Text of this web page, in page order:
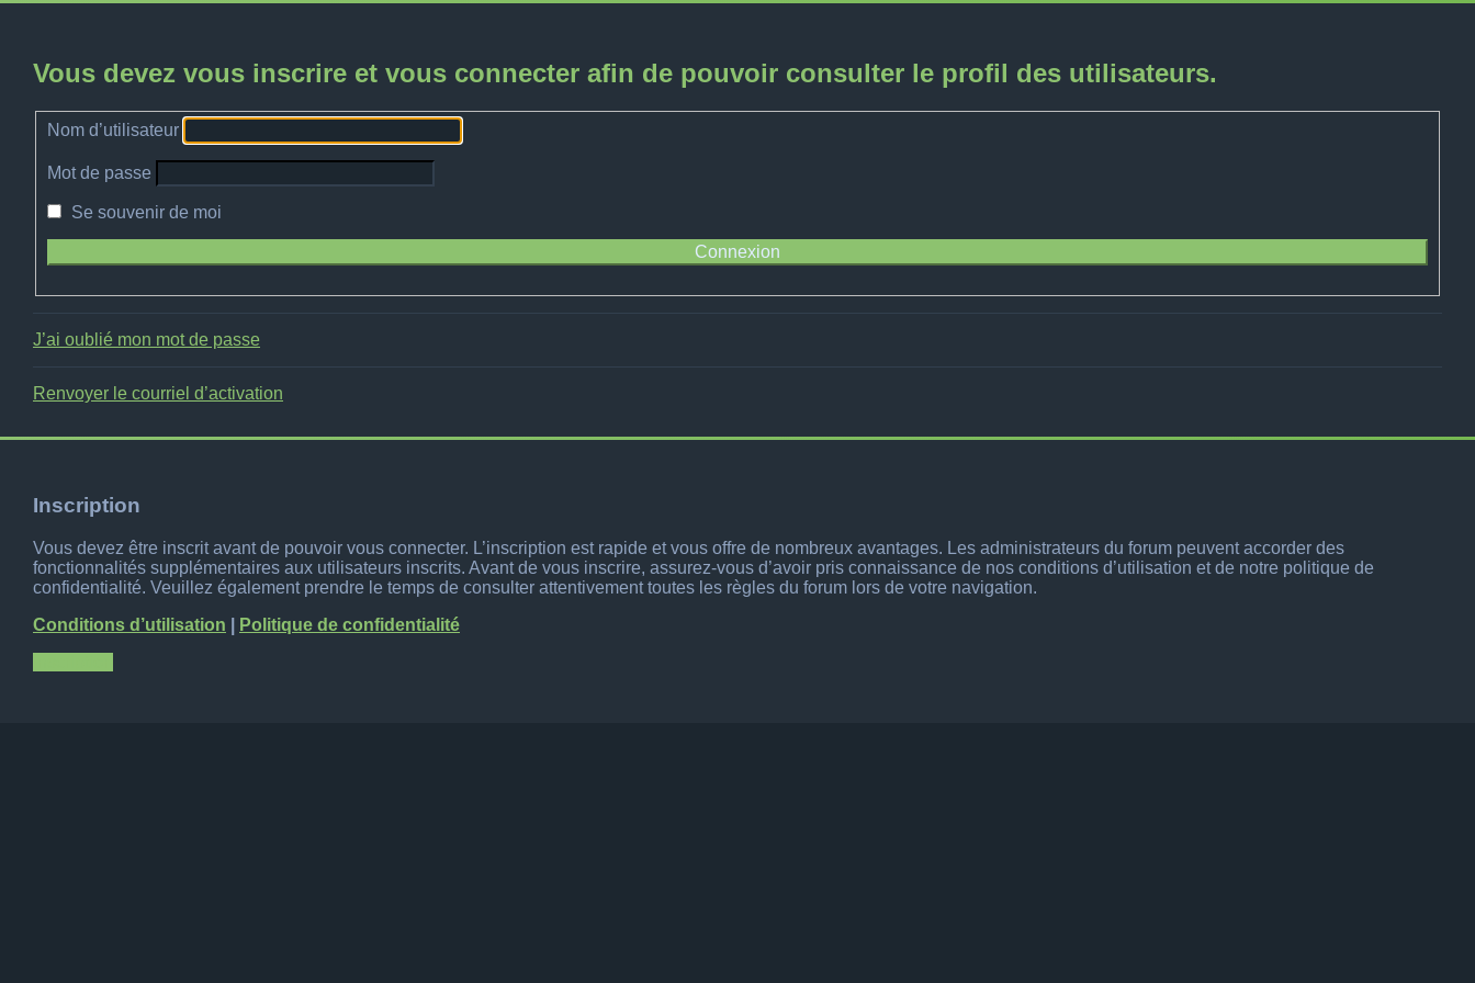
Vous devez vous inscrire et vous connecter afin de pouvoir consulter le profil des utilisateurs.
Nom d’utilisateur
Mot de passe
Se souvenir de moi
J’ai oublié mon mot de passe
Renvoyer le courriel d’activation
Inscription
Vous devez être inscrit avant de pouvoir vous connecter. L’inscription est rapide et vous offre de nombreux avantages. Les administrateurs du forum peuvent accorder des
fonctionnalités supplémentaires aux utilisateurs inscrits. Avant de vous inscrire, assurez-vous d’avoir pris connaissance de nos conditions d’utilisation et de notre politique de
confidentialité. Veuillez également prendre le temps de consulter attentivement toutes les règles du forum lors de votre navigation.
Conditions d’utilisation
Politique de confidentialité